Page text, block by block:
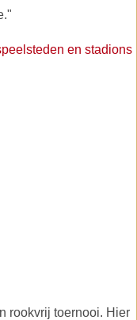
en stadions
rookvrij toernooi. Hier